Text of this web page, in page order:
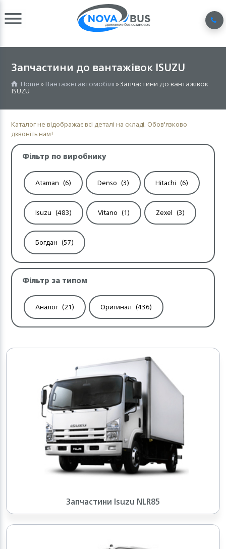
Запчастини до вантажівок ISUZU
Home»Вантажні автомобілі» Запчастини до вантажівок
ISUZU
Каталог не відображає всі деталі на складі. Обов'язково
дзвоніть нам!
Фільтр по виробнику
Ataman (6) Denso (3) Hitachi (6)
Isuzu (483) Vitano (1) Zexel (3)
Богдан (57)
Фільтр за типом
Аналог (21) Оригинал (436)
Запчастини Isuzu NLR85